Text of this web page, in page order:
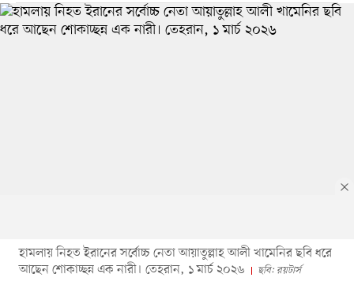
হামলায় নিহত ইরানের সর্বোচ্চ নেতা আয়াতুল্লাহ আলী খামেনির ছবি ধরে
আছেন শোকাচ্ছন্ন এক নারী। তেহরান, ১ মার্চ ২০২৬
ছবি: রয়টার্স